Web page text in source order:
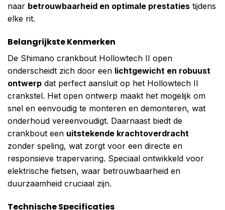
naar betrouwbaarheid en optimale prestaties tijdens
elke rit.
Belangrijkste Kenmerken
De Shimano crankbout Hollowtech II open
onderscheidt zich door een lichtgewicht en robuust
ontwerp dat perfect aansluit op het Hollowtech II
crankstel. Het open ontwerp maakt het mogelijk om
snel en eenvoudig te monteren en demonteren, wat
onderhoud vereenvoudigt. Daarnaast biedt de
crankbout een uitstekende krachtoverdracht
zonder speling, wat zorgt voor een directe en
responsieve trapervaring. Speciaal ontwikkeld voor
elektrische fietsen, waar betrouwbaarheid en
duurzaamheid cruciaal zijn.
Technische Specificaties